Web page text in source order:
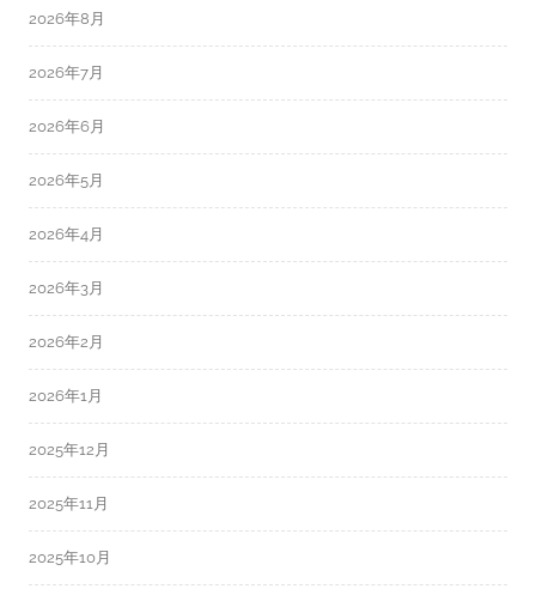
2026年8月
2026年7月
2026年6月
2026年5月
2026年4月
2026年3月
2026年2月
2026年1月
2025年12月
2025年11月
2025年10月